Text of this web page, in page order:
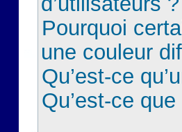
Pourquoi
une couleur
Qu’est-ce
Qu’est-ce